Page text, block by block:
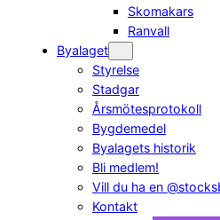
Skomakars
Ranvall
Byalaget
Styrelse
Stadgar
Årsmötesprotokoll
Bygdemedel
Byalagets historik
Bli medlem!
Vill du ha en
Kontakt